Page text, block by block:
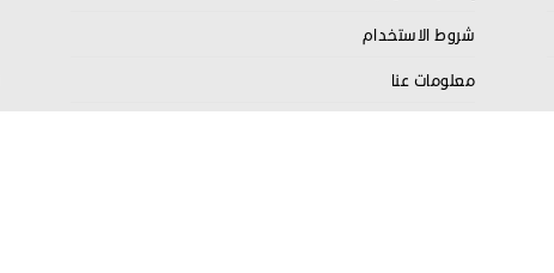
شروط الاستخدام
معلومات عنا